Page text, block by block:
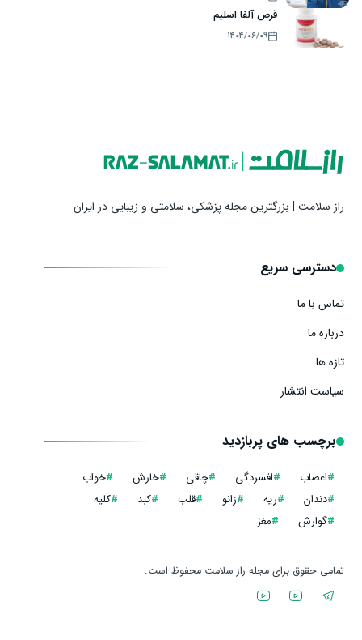
قرص آلفا اسلیم
۱۴۰۴/۰۶/۰۹
راز سلامت | بزرگترین مجله پزشکی، سلامتی و زیبایی در ایران
دسترسی سریع
تماس با ما
درباره ما
تازه ها
سیاست انتشار
برچسب های پربازدید
#اعصاب #افسردگی #چاقی #خارش #خواب
#دندان #ریه #زانو #قلب #کبد #کلیه
#گوارش #مغز
تمامی حقوق برای مجله راز سلامت محفوظ است.